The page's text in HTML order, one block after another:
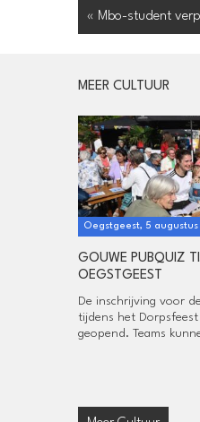
« Mbo-student
MEER CULTUUR
Oegstgeest, 5
GOUWE PUBQUIZ
OEGSTGEEST
De inschrijving voor
tijdens het Dorpsfeest
geopend. Teams